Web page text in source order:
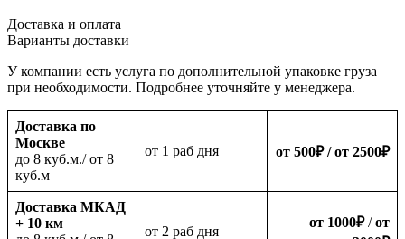
Доставка и оплата
Варианты доставки
У компании есть услуга по дополнительной упаковке груза
при необходимости. Подробнее уточняйте у менеджера.
Доставка по
Москве
до 8 куб.м./ от 8
куб.м
oт 1 раб дня от 500₽/ от 2500₽
Доставка МКАД
+ 10 км
oт 2 раб дня
от 1000₽/от